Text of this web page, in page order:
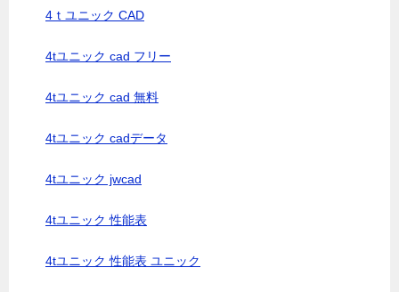
4ｔユニック CAD
4tユニック cad フリー
4tユニック cad 無料
4tユニック cadデータ
4tユニック jwcad
4tユニック 性能表
4tユニック 性能表 ユニック